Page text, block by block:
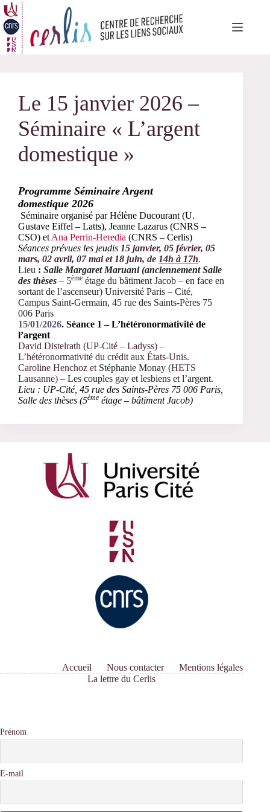
Passer
au
contenu
Le 15 janvier 2026 –
Séminaire « L’argent
domestique »
Programme Séminaire Argent
domestique 2026
Séminaire organisé par Hélène Ducourant (U.
Gustave Eiffel – Latts), Jeanne Lazarus (CNRS –
CSO) et Ana Perrin-Heredia (CNRS – Cerlis)
Séances prévues les jeudis 15 janvier, 05 février, 05
mars, 02 avril, 07 mai et 18 juin, de 14h à 17h.
Lieu : Salle Margaret Maruani (anciennement Salle
des thèses – 5ème étage du bâtiment Jacob – en face en
sortant de l’ascenseur) Université Paris – Cité,
Campus Saint-Germain, 45 rue des Saints-Pères 75
006 Paris
15/01/2026. Séance 1 – L’hétéronormativité de
l’argent
David Distelrath (UP-Cité – Ladyss) –
L’hétéronormativité du crédit aux États-Unis.
Caroline Henchoz et Stéphanie Monay (HETS
Lausanne) – Les couples gay et lesbiens et l’argent.
Lieu : UP-Cité, 45 rue des Saints-Pères 75 006 Paris,
Salle des thèses (5ème étage – bâtiment Jacob)
Accueil Nous contacter
Mentions légales
La lettre du Cerlis
Prénom
E-mail